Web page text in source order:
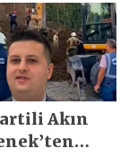
Son
En Büyük
Akın